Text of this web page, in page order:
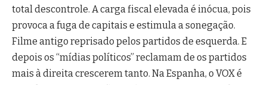
total descontrole. A carga fiscal elevada é inócua, pois
provoca a fuga de capitais e estimula a sonegação.
Filme antigo reprisado pelos partidos de esquerda. E
depois os “mídias políticos” reclamam de os partidos
mais à direita crescerem tanto. Na Espanha, o VOX é